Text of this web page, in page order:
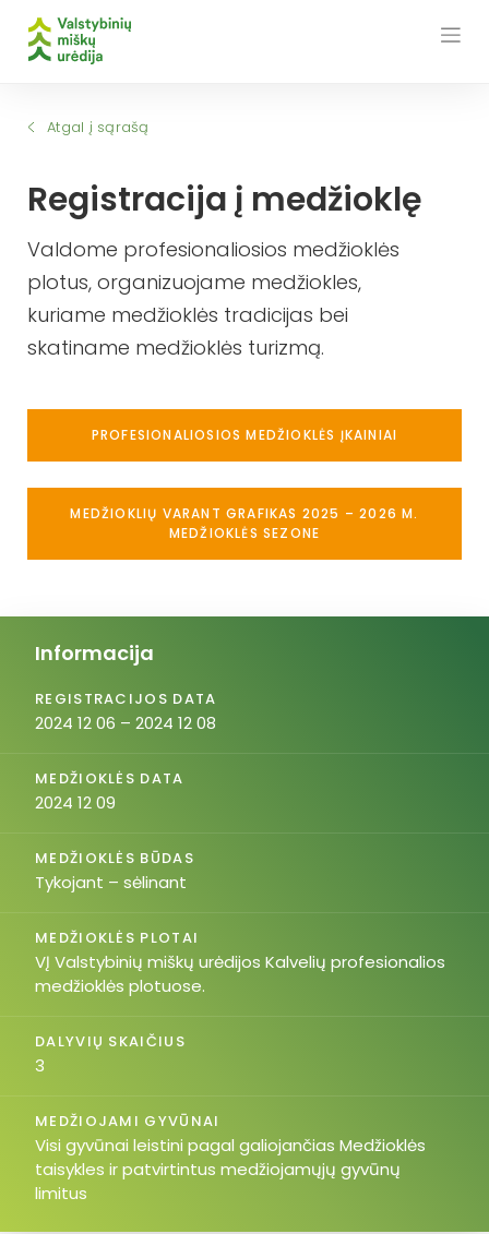
Atgal į sąrašą
Registracija į medžioklę
Valdome profesionaliosios medžioklės
plotus, organizuojame medžiokles,
kuriame medžioklės tradicijas bei
skatiname medžioklės turizmą.
PROFESIONALIOSIOS MEDŽIOKLĖS ĮKAINIAI
MEDŽIOKLIŲ VARANT GRAFIKAS 2025 – 2026 M.
MEDŽIOKLĖS SEZONE
Informacija
REGISTRACIJOS DATA
2024 12 06 – 2024 12 08
MEDŽIOKLĖS DATA
2024 12 09
MEDŽIOKLĖS BŪDAS
Tykojant – sėlinant
MEDŽIOKLĖS PLOTAI
VĮ Valstybinių miškų urėdijos Kalvelių profesionalios
medžioklės plotuose.
DALYVIŲ SKAIČIUS
3
MEDŽIOJAMI GYVŪNAI
Visi gyvūnai leistini pagal galiojančias Medžioklės
taisykles ir patvirtintus medžiojamųjų gyvūnų
limitus